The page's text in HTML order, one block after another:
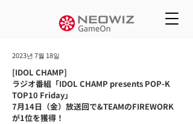
2023년 7월 18일
[IDOL CHAMP]
ラジオ番組「IDOL CHAMP presents POP-K
TOP10 Friday」
7月14日（金）放送回で&TEAMのFIREWORK
が1位を獲得！